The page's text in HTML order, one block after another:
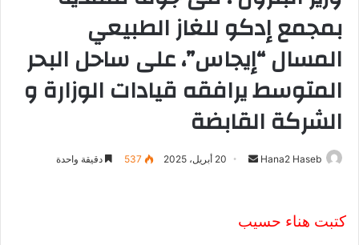
بمجمع إدكو للغاز الطبيعي
المسال “إيجاس”، على ساحل البحر
المتوسط يرافقه قيادات الوزارة و
الشركة القابضة
Hana2 Haseb 20 أبريل، 2025 537 دقيقة واحدة
كتبت هناء حسيب